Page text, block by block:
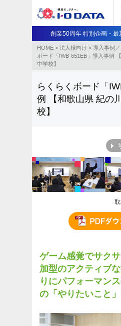
創業50周年 特別企画・最
HOME > 法人様向け > 導入事例
ボード「IWB-651EB」導入事例
中学校】
らくらくボード「
例
【和歌山県 紀の
校】
ゲーム感覚でサク
加型のアクティブな
りにパフォーマン
の「やりたいこと